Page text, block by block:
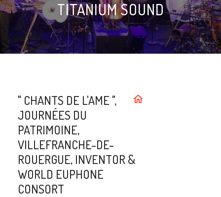
TITANIUM SOUND
home
" CHANTS DE L'AME ",
JOURNÉES DU
PATRIMOINE,
VILLEFRANCHE-DE-
ROUERGUE, INVENTOR &
WORLD EUPHONE
CONSORT